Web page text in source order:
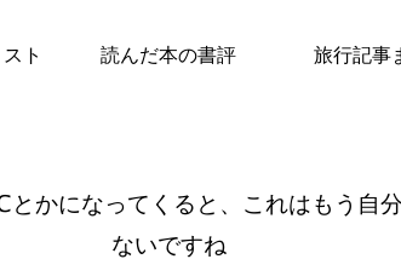
ト 読んだ本の書評 旅行記事
とかになってくると、これはもう自
ないですね